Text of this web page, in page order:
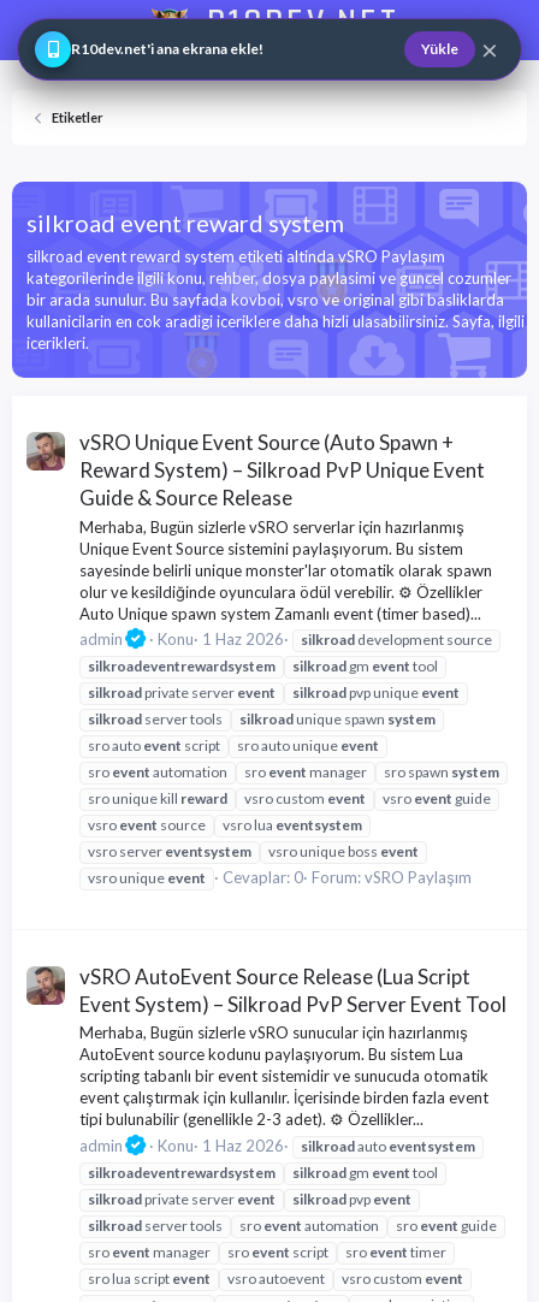
R10DEV.NET
Web ve Game Master
Etiketler
silkroad event reward system
silkroad event reward system etiketi altinda vSRO Paylaşım
kategorilerinde ilgili konu, rehber, dosya paylasimi ve guncel cozumler
bir arada sunulur. Bu sayfada kovboi, vsro ve original gibi basliklarda
kullanicilarin en cok aradigi iceriklere daha hizli ulasabilirsiniz. Sayfa, ilgili
icerikleri.
vSRO Unique Event Source (Auto Spawn +
Reward System) – Silkroad PvP Unique Event
Guide & Source Release
Merhaba, Bugün sizlerle vSRO serverlar için hazırlanmış
Unique Event Source sistemini paylaşıyorum. Bu sistem
sayesinde belirli unique monster'lar otomatik olarak spawn
olur ve kesildiğinde oyunculara ödül verebilir. ⚙️ Özellikler
Auto Unique spawn system Zamanlı event (timer based)...
admin
Konu 1 Haz 2026 silkroaddevelopment source
silkroadeventrewardsystem silkroad gm event tool
silkroadprivate server event silkroadpvp unique event
silkroad server tools silkroadunique spawn system
sro auto event script sro auto unique event
sro event automation sro event manager sro spawn system
sro unique kill reward vsro custom event vsro event guide
vsro event source vsro lua eventsystem
vsro server eventsystem vsro unique boss event
vsro unique event Cevaplar: 0 Forum:vSRO Paylaşım
vSRO AutoEvent Source Release (Lua Script
Event System) – Silkroad PvP Server Event Tool
Merhaba, Bugün sizlerle vSRO sunucular için hazırlanmış
AutoEvent source kodunu paylaşıyorum. Bu sistem Lua
scripting tabanlı bir event sistemidir ve sunucuda otomatik
event çalıştırmak için kullanılır. İçerisinde birden fazla event
tipi bulunabilir (genellikle 2-3 adet). ⚙️ Özellikler...
admin
Konu 1 Haz 2026 silkroadauto eventsystem
silkroadeventrewardsystem silkroad gm event tool
silkroadprivate server event silkroadpvp event
silkroad server tools sro event automation sro event guide
sro event manager sro event script sro event timer
sro lua script event vsro autoevent vsro custom event
R10dev.net'i ana ekrana ekle! Yükle ×